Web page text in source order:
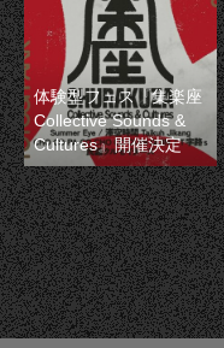
体験型フェス『集楽座
Collective Sounds &
Cultures』開催決定